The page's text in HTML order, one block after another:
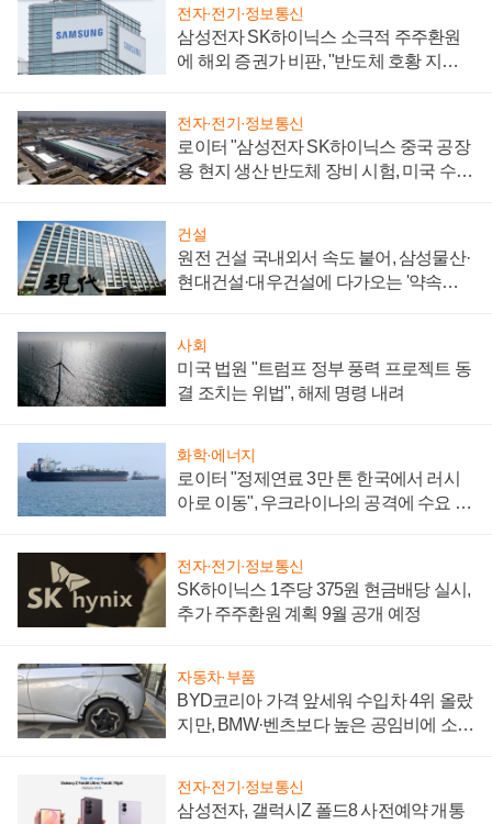
전자·전기·정보통신
삼성전자 SK하이닉스 소극적 주주환원
에 해외 증권가 비판, "반도체 호황 지속
전자·전기·정보통신
로이터 "삼성전자 SK하이닉스 중국 공장
용 현지 생산 반도체 장비 시험, 미국 수출
건설
원전 건설 국내외서 속도 붙어, 삼성물산·
현대건설·대우건설에 다가오는 '약속의
사회
미국 법원 "트럼프 정부 풍력 프로젝트 동
결 조치는 위법", 해제 명령 내려
화학·에너지
로이터 "정제연료 3만 톤 한국에서 러시
아로 이동", 우크라이나의 공격에 수요 늘
전자·전기·정보통신
SK하이닉스 1주당 375원 현금배당 실시,
추가 주주환원 계획 9월 공개 예정
자동차·부품
BYD코리아 가격 앞세워 수입차 4위 올랐
지만, BMW·벤츠보다 높은 공임비에 소비
전자·전기·정보통신
삼성전자, 갤럭시Z 폴드8 사전예약 개통